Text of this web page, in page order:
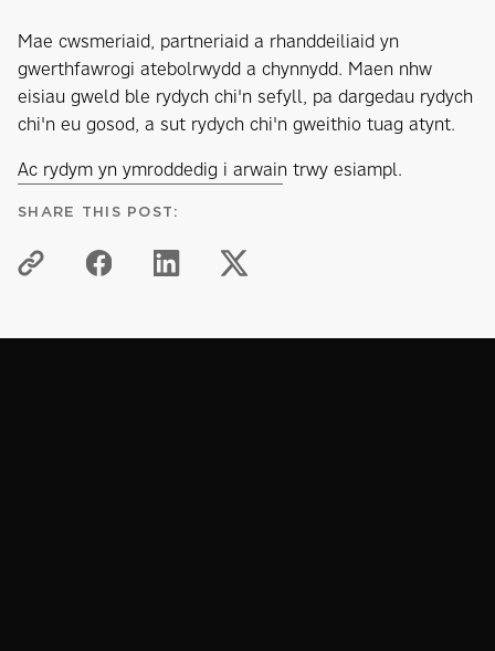
SHARE THIS POST:
Mae cwsmeriaid, partneriaid a rhanddeiliaid yn
gwerthfawrogi atebolrwydd a chynnydd. Maen nhw
eisiau gweld ble rydych chi'n sefyll, pa dargedau rydych
chi'n eu gosod, a sut rydych chi'n gweithio tuag atynt.
Ac rydym yn ymroddedig i arwain trwy esiampl.